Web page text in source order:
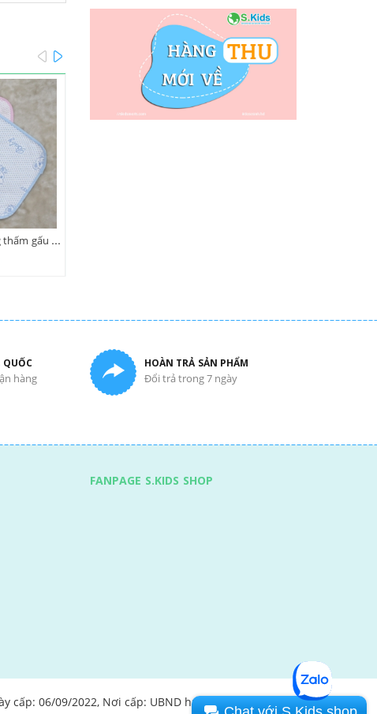
Tấm lót vuông chống thấm gấu 30x30cm
prev
QUỐC
hàng
HOÀN TRẢ SẢN PHẨM
Đổi trả trong 7 ngày
FANPAGE S.KIDS SHOP
cấp: 06/09/2022, Nơi cấp: UBND huyện Kim Thành